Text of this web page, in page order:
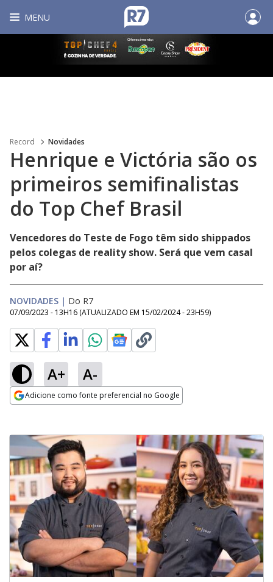
MENU
Record Novidades
Henrique e Victória são os
primeiros semifinalistas
do Top Chef Brasil
Vencedores do Teste de Fogo têm sido shippados
pelos colegas de reality show. Será que vem casal
por aí?
NOVIDADES | Do R7
07/09/2023 - 13H16 (ATUALIZADO EM 15/02/2024 - 23H59)
A+ A-
Adicione como fonte preferencial no Google